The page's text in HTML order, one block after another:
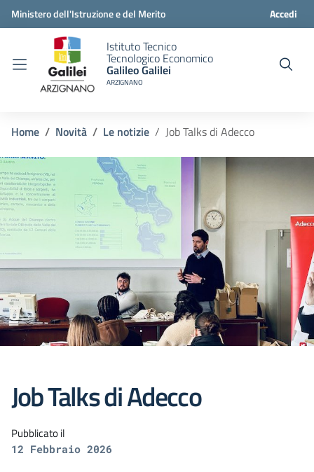
Ministero dell'Istruzione e del Merito Accedi
Istituto Tecnico
Tecnologico Economico
Galileo Galilei
ARZIGNANO
Home Novità Le notizie Job Talks di Adecco
Job Talks di Adecco
Pubblicato il
12 Febbraio 2026